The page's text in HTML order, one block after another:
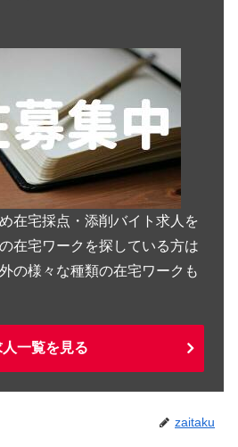
在宅採点・添削バイト求人を
在宅ワークを探している方は
の様々な種類の在宅ワークも
人一覧を見る
zaitaku